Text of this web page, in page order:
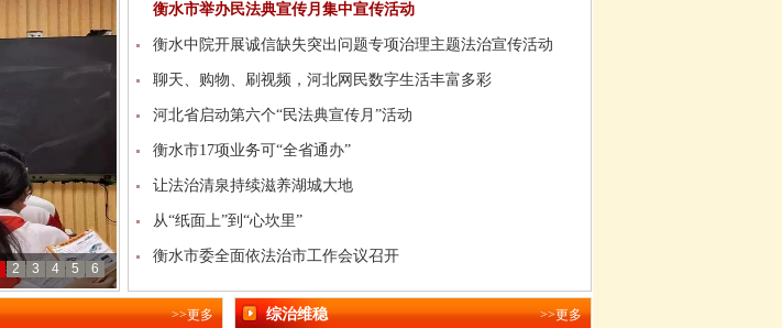
2 3 4 5 6
衡水市举办民法典宣传月集中宣传活动
衡水中院开展诚信缺失突出问题专项治理主题法治宣传活动
聊天、购物、刷视频，河北网民数字生活丰富多彩
河北省启动第六个“民法典宣传月”活动
衡水市17项业务可“全省通办”
让法治清泉持续滋养湖城大地
从“纸面上”到“心坎里”
——衡水30项法治为民实事让企业和群众看得见摸得着
衡水市委全面依法治市工作会议召开
>>更多 综治维稳 >>更多